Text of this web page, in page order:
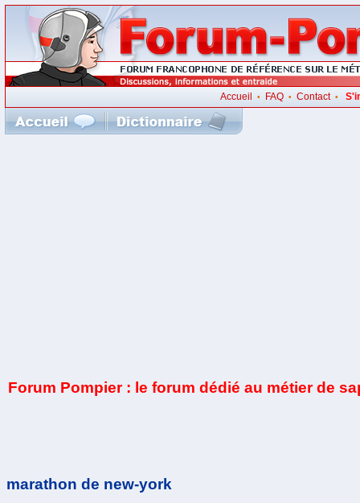
Accueil • FAQ• Contact•
Forum Pompier : le forum dédié au métier de
marathon de new-york